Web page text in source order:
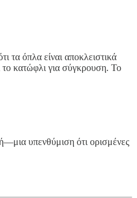
όπλα είναι αποκλειστικά
κατώφλι για σύγκρουση. Το
υπενθύμιση ότι ορισμένες